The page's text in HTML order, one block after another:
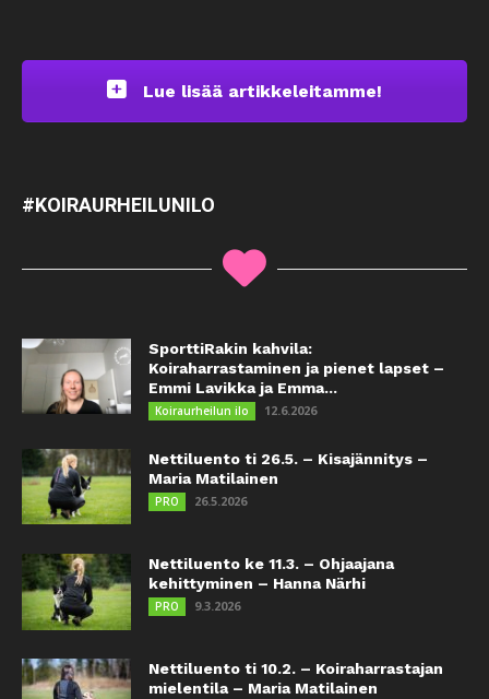
Lue lisää artikkeleitamme!
#KOIRAURHEILUNILO
SporttiRakin kahvila:
Koiraharrastaminen ja pienet lapset –
Emmi Lavikka ja Emma...
Koiraurheilun ilo 12.6.2026
Nettiluento ti 26.5. – Kisajännitys –
Maria Matilainen
PRO 26.5.2026
Nettiluento ke 11.3. – Ohjaajana
kehittyminen – Hanna Närhi
PRO 9.3.2026
Nettiluento ti 10.2. – Koiraharrastajan
mielentila – Maria Matilainen